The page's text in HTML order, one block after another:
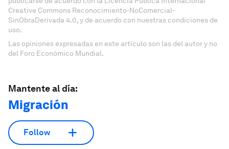
Creative Commons Reconocimiento-NoComercial-
SinObraDerivada 4.0, y de acuerdo con nuestras condiciones de
uso.
Las opiniones expresadas en este artículo son las del autor y no
del Foro Económico Mundial.
Mantente al día:
Migración
Follow